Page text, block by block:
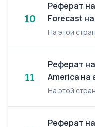
10
Реферат
Forecast
11
Реферат
America на
Реферат